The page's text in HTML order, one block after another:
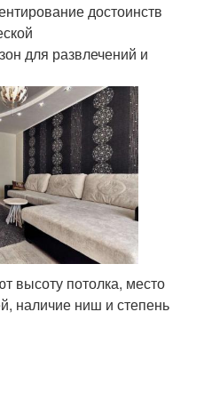
достоинств
для развлечений и
высоту потолка, место
наличие ниш и степень